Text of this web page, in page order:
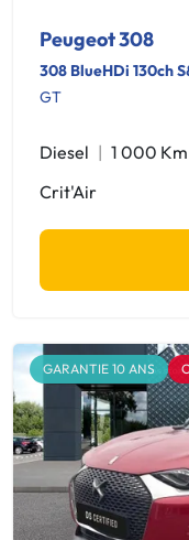
Peugeot 308
308 BlueHDi 130ch
GT
Diesel 1 000 Km
Crit'Air
GARANTIE 10 ANS